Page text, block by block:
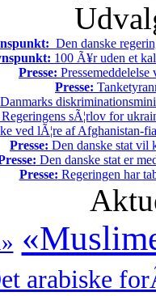
Den danske
100 Ã¥r uden et
Presse:
Presse:
Danmarks
Regeringens sÃ¦rlov for
ved lÃ¦re af Afghanistan-
Presse: Den danske stat vil
Den danske stat er
Presse: Regeringen har
arabiske